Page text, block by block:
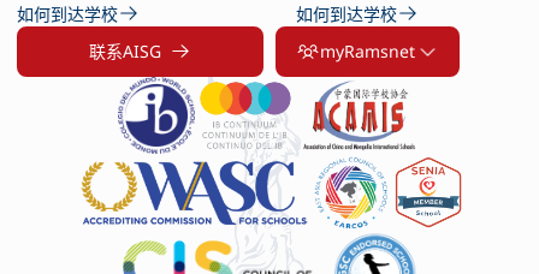
如何到达学校
如何到达学校
联系AISG
myRamsnet